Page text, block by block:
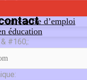
votre offre d’emploi
éducation
#160;: